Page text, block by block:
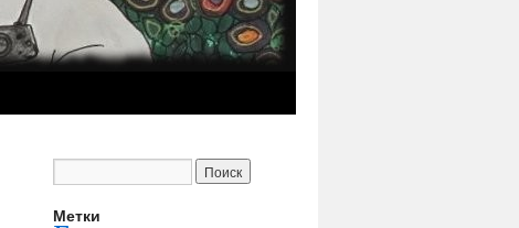
Метки